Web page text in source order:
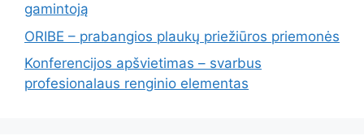
gamintoją
ORIBE – prabangios plaukų priežiūros priemonės
Konferencijos apšvietimas – svarbus
profesionalaus renginio elementas